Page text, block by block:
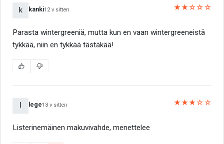
k kanki12 v sitten ★★☆☆☆
Parasta wintergreeniä, mutta kun en vaan wintergreeneistä
tykkää, niin en tykkää tästäkää!
lege13 v sitten ★★★☆☆
Listerinemäinen makuvivahde, menettelee